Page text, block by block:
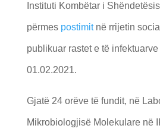
Instituti Kombëtar i
përmes postimitnë rrijetin
publikuar rastet e të
01.02.2021.
Gjatë 24 orëve të fundit, në
Mikrobiologjisë Molekulare në